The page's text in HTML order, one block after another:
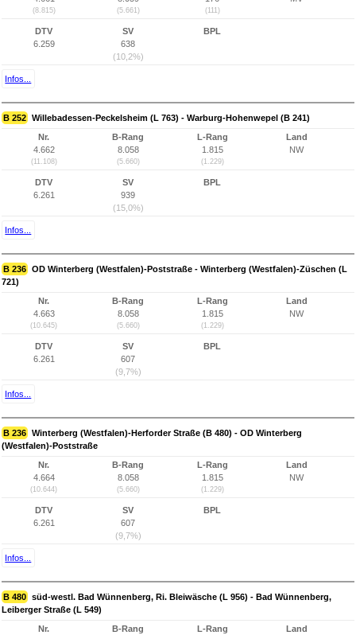
(8.815) (5.661) (111)
DTV
6.259
SV
638
(10,2%)
BPL
Infos...
B 252 Willebadessen-Peckelsheim (L 763) - Warburg-Hohenwepel (B 241)
Nr.
4.662
(11.108)
B-Rang
8.058
(5.660)
L-Rang
1.815
(1.229)
Land
NW
DTV
6.261
SV
939
(15,0%)
BPL
Infos...
B 236 OD Winterberg (Westfalen)-Poststraße - Winterberg (Westfalen)-Züschen (L
721)
Nr.
4.663
(10.645)
B-Rang
8.058
(5.660)
L-Rang
1.815
(1.229)
Land
NW
DTV
6.261
SV
607
(9,7%)
BPL
Infos...
B 236 Winterberg (Westfalen)-Herforder Straße (B 480) - OD Winterberg
(Westfalen)-Poststraße
Nr.
4.664
(10.644)
B-Rang
8.058
(5.660)
L-Rang
1.815
(1.229)
Land
NW
DTV
6.261
SV
607
(9,7%)
BPL
Infos...
B 480 süd-westl. Bad Wünnenberg, Ri. Bleiwäsche (L 956) - Bad Wünnenberg,
Leiberger Straße (L 549)
Nr.
B-Rang
L-Rang
Land